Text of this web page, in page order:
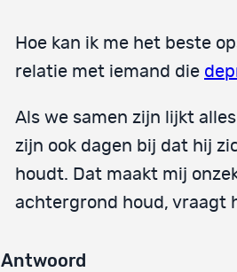
Hoe kan ik me het beste
relatie met iemand die
Als we samen zijn lijkt
zijn ook dagen bij dat hij
houdt. Dat maakt mij
achtergrond houd, vraagt
Antwoord